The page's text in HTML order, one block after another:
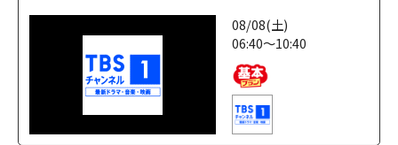
08/08(土)
06:40～10:40